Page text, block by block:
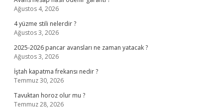
Ağustos 4, 2026
4 yüzme stili nelerdir ?
Ağustos 3, 2026
2025-2026 pancar avansları ne zaman yatacak ?
Ağustos 3, 2026
İştah kapatma frekansı nedir ?
Temmuz 30, 2026
Tavuktan horoz olur mu ?
Temmuz 28, 2026